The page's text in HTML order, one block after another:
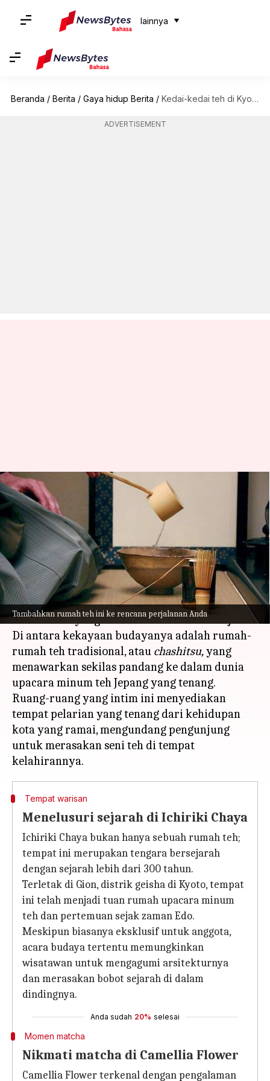
lainnya
Beranda / Berita / Gaya hidup Berita / Kedai-kedai teh di Kyoto yang tenang dan patut untuk dijelajahi
ADVERTISEMENT
Tambahkan rumah teh ini ke rencana perjalanan Anda
Kedai-kedai teh di Kyoto yang
tenang dan patut untuk
dijelajahi
menulis Taufiq Al Jufri Apr 24, 2024 12:22 pm
Apa ceritanya
Kyoto, yang pernah menjadi ibu kota Jepang,
adalah kota yang sarat akan tradisi dan sejarah.
Di antara kekayaan budayanya adalah rumah-
rumah teh tradisional, atau chashitsu,yang
menawarkan sekilas pandang ke dalam dunia
upacara minum teh Jepang yang tenang.
Ruang-ruang yang intim ini menyediakan
tempat pelarian yang tenang dari kehidupan
kota yang ramai, mengundang pengunjung
untuk merasakan seni teh di tempat
Tempat warisan
Menelusuri sejarah di Ichiriki Chaya
Ichiriki Chaya bukan hanya sebuah rumah teh;
tempat ini merupakan tengara bersejarah
dengan sejarah lebih dari 300 tahun.
Terletak di Gion, distrik geisha di Kyoto, tempat
ini telah menjadi tuan rumah upacara minum
teh dan pertemuan sejak zaman Edo.
Meskipun biasanya eksklusif untuk anggota,
acara budaya tertentu memungkinkan
wisatawan untuk mengagumi arsitekturnya
dan merasakan bobot sejarah di dalam
dindingnya.
Anda sudah 20% selesai
Momen matcha
Nikmati matcha di Camellia Flower
Camellia Flower terkenal dengan pengalaman